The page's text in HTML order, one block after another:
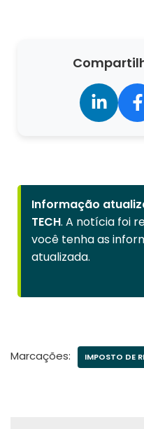
Informação
TECH. A notícia foi
você tenha as
atualizada.
Marcações: IMPOSTO DE